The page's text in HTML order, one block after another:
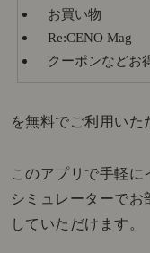
お買い物
Re:CENO Mag
クーポンなどお
を無料でご利用いた
このアプリで手軽に
シミュレーターでお
していただけます。